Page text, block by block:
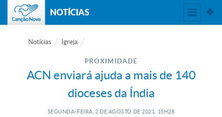
NOTÍCIAS
Notícias Igreja
PROXIMIDADE
ACN enviará ajuda a mais de 140
dioceses da Índia
SEGUNDA-FEIRA, 2 DE AGOSTO DE 2021, 15H28